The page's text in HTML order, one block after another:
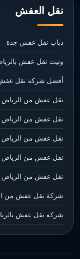
نقل العفش
دباب نقل عفش جدة
ونيت نقل عفش
أفضل شركة نقل عفش
نقل عفش من الرياض
نقل عفش من
نقل عفش من الرياض
نقل عفش من الرياض
نقل عفش من الرياض
شركة نقل عفش من
شركة نقل عفش